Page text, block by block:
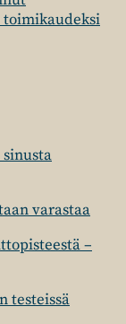
varastaa
–
testeissä